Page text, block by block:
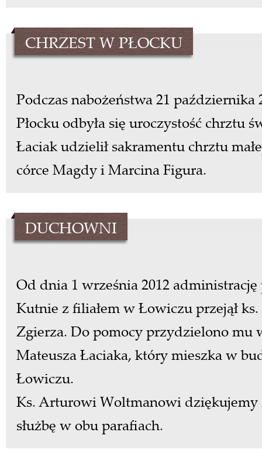
CHRZEST W PŁOCKU
Podczas nabożeństwa 21
Płocku odbyła się uroczystość chrztu
Łaciak udzielił sakramentu chrztu
córce Magdy iMarcina Figura.
DUCHOWNI
Od dnia 1 września 2012
Kutnie z filiałem w Łowiczu przejął ks.
Zgierza. Do pomocy przydzielono mu
Mateusza Łaciaka, który mieszkaw
Łowiczu.
Ks. Arturowi Woltmanowi dziękujemy
służbę w obu parafiach.